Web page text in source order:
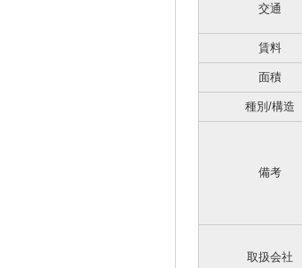
交通
賃料
面積
種別/構造
備考
取扱会社